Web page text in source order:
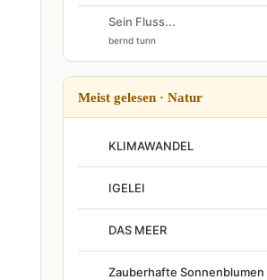
Sein Fluss...
bernd tunn
Meist gelesen · Natur
KLIMAWANDEL
IGELEI
DAS MEER
Zauberhafte Sonnenblumen